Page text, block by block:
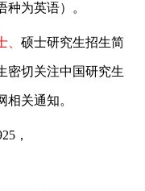
为英语）。
、硕士研究生招生简
密切关注中国研究生
关通知。
，